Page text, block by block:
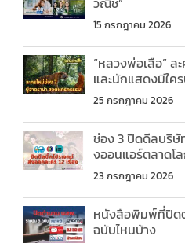
15 กรกฎาคม 2026
“หลวงพ่อเสือ” ล
และนักแสดงมีใค
25 กรกฎาคม 2026
ช่อง 3 ปิดดีลบริษั
งออนแอร์ตลาดโ
23 กรกฎาคม 2026
หนังสือพิมพ์ที่ปิด
ฉบับไหนบ้าง